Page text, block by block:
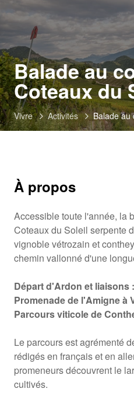
Balade au
Coteaux du
Vivre Activités Balade
À propos
Accessible toute l'année, la
Coteaux du Soleil serpente
vignoble vétrozain et
chemin vallonné d'une
Départ d'Ardon et liaisons
Promenade de l'Amigne à
Parcours viticole de
Le parcours est agrémenté
rédigés en français et en
promeneurs découvrent le
cultivés.